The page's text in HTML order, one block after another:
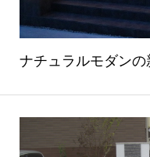
ナチュラルモダン